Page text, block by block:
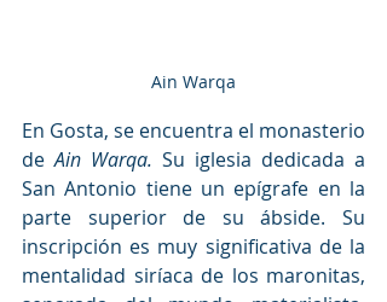
Ain Warqa
En Gosta, se encuentra el monasterio
de Ain Warqa. Su iglesia dedicada a
San Antonio tiene un epígrafe en la
parte superior de su ábside. Su
inscripción es muy significativa de la
mentalidad siríaca de los maronitas,